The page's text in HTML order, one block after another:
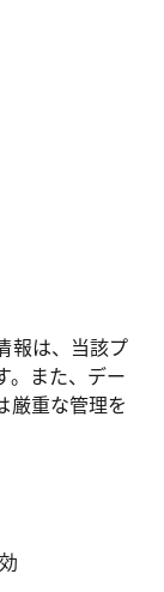
報は、当該プ
。また、デー
厳重な管理を